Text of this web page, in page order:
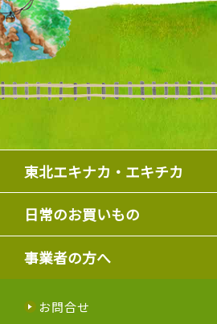
東北エキナカ・エキチカ
日常のお買いもの
事業者の方へ
お問合せ